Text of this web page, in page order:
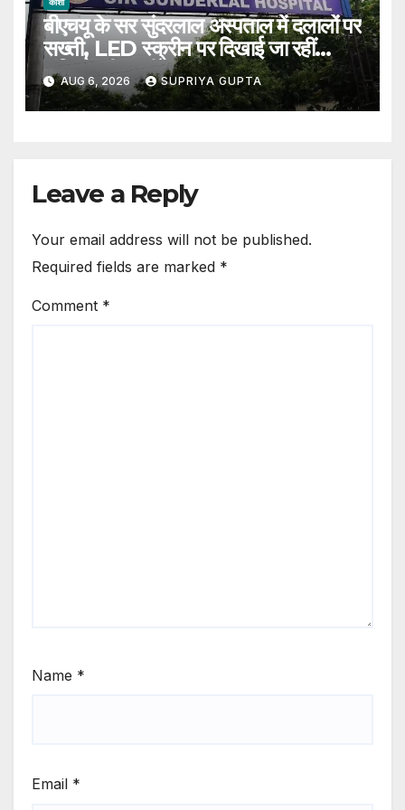
बीएचयू के सर सुंदरलाल अस्पताल में दलालों पर
सख्ती, LED स्क्रीन पर दिखाई जा रहीं
संदिग्धों की तस्वीरें
AUG 6, 2026 SUPRIYA GUPTA
Leave a Reply
Your email address will not be published.
Required fields are marked *
Comment *
Name *
Email *